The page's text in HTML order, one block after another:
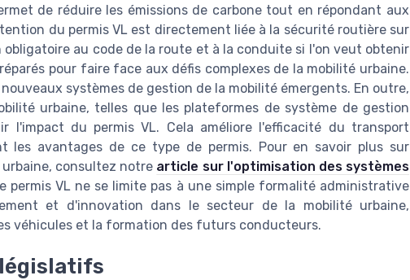
de réduire les émissions de carbone tout en répondant aux
du permis VL est directement liée à la sécurité routière sur
au code de la route et à la conduite si l'on veut obtenir
pour faire face aux défis complexes de la mobilité urbaine.
systèmes de gestion de la mobilité émergents. En outre,
urbaine, telles que les plateformes de système de gestion
l'impact du permis VL. Cela améliore l'efficacité du transport
les avantages de ce type de permis. Pour en savoir plus sur
consultez notre article sur l'optimisation des systèmes
permis VL ne se limite pas à une simple formalité administrative
et d'innovation dans le secteur de la mobilité urbaine,
véhicules et la formation des futurs conducteurs.